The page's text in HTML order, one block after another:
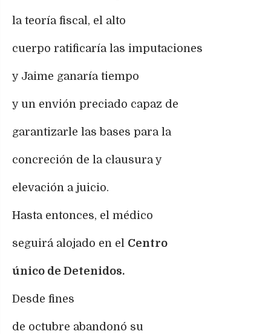
la teoría fiscal, el alto
cuerpo ratificaría las imputaciones
y Jaime ganaría tiempo
y un envión preciado capaz de
garantizarle las bases para la
concreción de la clausura y
elevación a juicio.
Hasta entonces, el médico
seguirá alojado en el Centro
único de Detenidos.
Desde fines
de octubre abandonó su